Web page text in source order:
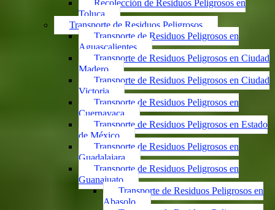
Recolección de Residuos Peligrosos en
Toluca
Transporte de Residuos Peligrosos
Transporte de Residuos Peligrosos en
Aguascalientes
Transporte de Residuos Peligrosos en Ciudad
Madero
Transporte de Residuos Peligrosos en Ciudad
Victoria
Transporte de Residuos Peligrosos en
Cuernavaca
Transporte de Residuos Peligrosos en Estado
de México
Transporte de Residuos Peligrosos en
Guadalajara
Transporte de Residuos Peligrosos en
Guanajuato
Transporte de Residuos Peligrosos en
Abasolo